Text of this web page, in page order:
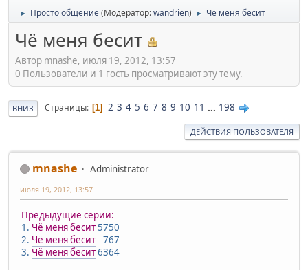
► Просто общение(Модератор:wandrien) ► Чё меня бесит
Чё меня бесит
Автор mnashe, июля 19, 2012, 13:57
0 Пользователи и 1 гость просматривают эту тему.
ВНИЗ Страницы 1 2 3 4 5 6 7 8 9 10 11 ... 198
ДЕЙСТВИЯ ПОЛЬЗОВАТЕЛЯ
mnashe Administrator
июля 19, 2012, 13:57
Предыдущие серии:
1. Чё меня бесит5750
2. Чё меня бесит
767
3. Чё меня бесит6364